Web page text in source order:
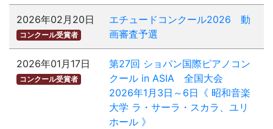
2026年02月20日
コンクール受賞者
エチュードコンクール2026 動
画審査予選
2026年01月17日
コンクール受賞者
第27回 ショパン国際ピアノコン
クール in ASIA 全国大会
2026年1月3日～6日《 昭和音楽
大学 ラ・サーラ・スカラ、ユリ
ホール 》